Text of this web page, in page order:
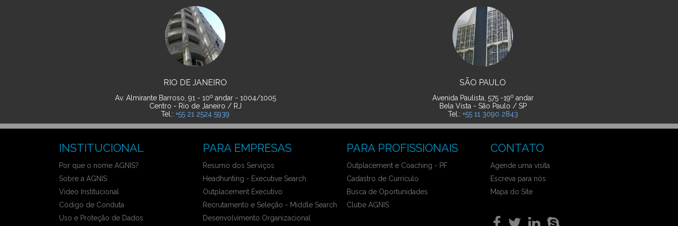
RIO DE JANEIRO
Av. Almirante Barroso, 91 - 10oandar - 1004/1005
Centro - Rio de Janeiro / RJ
Tel.: +55 21 2524 5939
SÃO PAULO
Avenida Paulista, 575 -19oandar
Bela Vista - São Paulo / SP
Tel.: +55 11 3090 2843
INSTITUCIONAL
Por que o nome AGNIS?
Sobre a AGNIS
Vídeo Institucional
Código de Conduta
Uso e Proteção de Dados
PARA EMPRESAS
Resumo dos Serviços
Headhunting - Executive Search
Outplacement Executivo
Recrutamento e Seleção - Middle Search
Desenvolvimento Organizacional
PARA PROFISSIONAIS
Outplacement e Coaching - PF
Cadastro de Currículo
Busca de Oportunidades
Clube AGNIS
CONTATO
Agende uma visita
Escreva para nós
Mapa do Site